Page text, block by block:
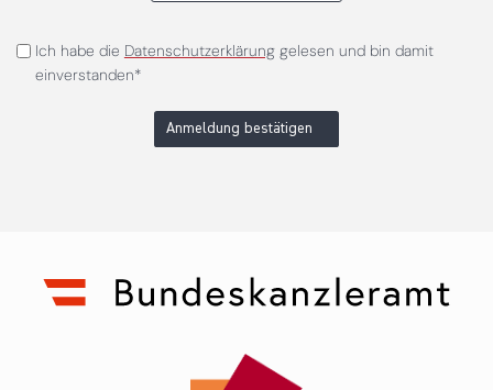
Ich habe die Datenschutzerklärunggelesen und bin damit
einverstanden*
Anmeldung bestätigen